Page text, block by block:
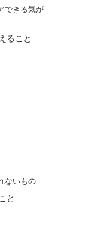
できる気が
ること
ないもの
と